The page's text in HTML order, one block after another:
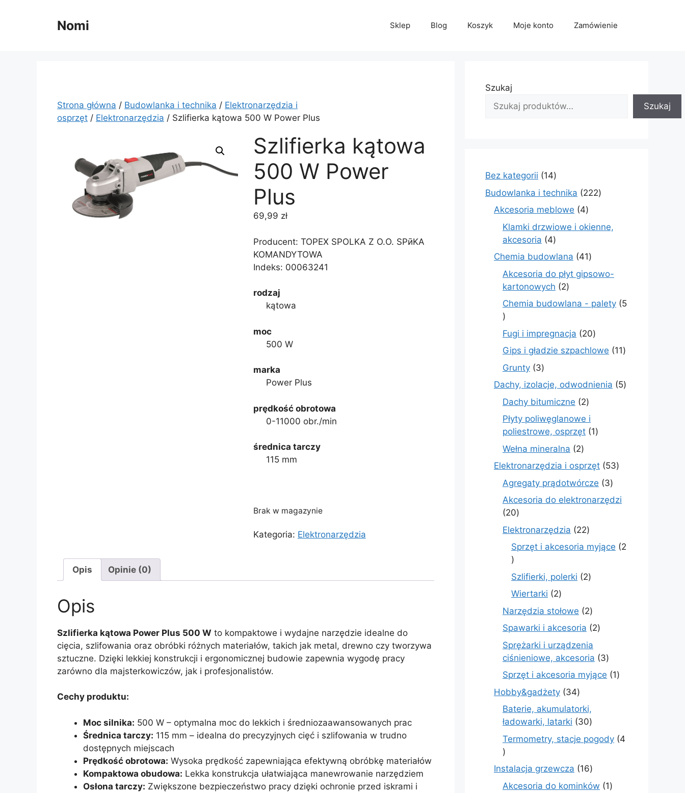
Nomi Sklep Blog Koszyk Moje konto Zamówienie
Strona główna / Budowlanka i technika / Elektronarzędzia i
osprzęt / Elektronarzędzia / Szlifierka kątowa 500 W Power Plus
Szlifierka kątowa
500 W Power
Plus
69,99 zł
Producent: TOPEX SPOLKA Z O.O. SPӣKA
KOMANDYTOWA
Indeks: 00063241
rodzaj
kątowa
moc
500 W
marka
Power Plus
prędkość obrotowa
0-11000 obr./min
średnica tarczy
115 mm
Brak w magazynie
Kategoria: Elektronarzędzia
Opis Opinie (0)
Opis
Szlifierka kątowa Power Plus 500 W to kompaktowe i wydajne narzędzie idealne do
cięcia, szlifowania oraz obróbki różnych materiałów, takich jak metal, drewno czy tworzywa
sztuczne. Dzięki lekkiej konstrukcji i ergonomicznej budowie zapewnia wygodę pracy
zarówno dla majsterkowiczów, jak i profesjonalistów.
Cechy produktu:
Moc silnika: 500 W – optymalna moc do lekkich i średniozaawansowanych prac
Średnica tarczy: 115 mm – idealna do precyzyjnych cięć i szlifowania w trudno
dostępnych miejscach
Prędkość obrotowa: Wysoka prędkość zapewniająca efektywną obróbkę materiałów
Kompaktowa obudowa: Lekka konstrukcja ułatwiająca manewrowanie narzędziem
Osłona tarczy: Zwiększone bezpieczeństwo pracy dzięki ochronie przed iskrami i
Szukaj
Szukaj
Bez kategorii 1414
produktów
Budowlanka i technika 222222
Akcesoria meblowe 44
produkty
Klamki drzwiowe i okienne,
akcesoria
44
produkty
Chemia budowlana 4141
Akcesoria do płyt gipsowo-
kartonowych
22
produkty
Chemia budowlana - palety 5
5
produktów
Fugi i impregnacja 2020
produktów
Gips i gładzie szpachlowe 1111
Grunty 33
produkty
Dachy, izolacje, odwodnienia 55
Dachy bitumiczne 22
produkty
Płyty poliwęglanowe i
poliestrowe, osprzęt 11
Wełna mineralna 22
produkty
Elektronarzędzia i osprzęt 5353
Agregaty prądotwórcze 33
produkty
Akcesoria do elektronarzędzi
2020
produktów
Elektronarzędzia 2222
produkty
Sprzęt i akcesoria myjące
2
2
produkty
Szlifierki, polerki 22
Wiertarki 22
produkty
Narzędzia stołowe 22
produkty
Spawarki i akcesoria 22
Sprężarki i urządzenia
ciśnieniowe, akcesoria
33
produkty
Sprzęt i akcesoria myjące 11
Hobby&gadżety 3434
produkty
Baterie, akumulatorki,
ładowarki, latarki
3030
produktów
Termometry, stacje pogody 4
4
produkty
Instalacja grzewcza 1616
produktów
Akcesoria do kominków 11